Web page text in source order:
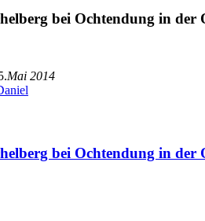
bei Ochtendung in der
Mai 2014
bei Ochtendung in der